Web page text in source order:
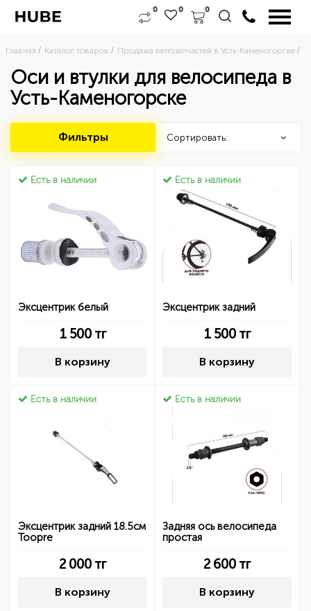
0 0 0
Главная Каталог товаров Продажа велозапчастей в Усть-Каменогорске
Оси и втулки для велосипеда в
Усть-Каменогорске
Фильтры Сортировать:
Есть в наличии
Эксцентрик белый
1 500тг
В корзину
Есть в наличии
Эксцентрик задний
1 500тг
В корзину
Есть в наличии
Эксцентрик задний 18.5см
Toopre
2 000 тг
В корзину
Есть в наличии
Задняя ось велосипеда
простая
2 600 тг
В корзину